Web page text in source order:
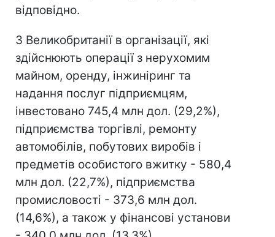
відповідно.
З Великобританії в організації, які
здійснюють операції з нерухомим
майном, оренду, інжиніринг та
надання послуг підприємцям,
інвестовано 745,4 млн дол. (29,2%),
підприємства торгівлі, ремонту
автомобілів, побутових виробів і
предметів особистого вжитку - 580,4
млн дол. (22,7%), підприємства
промисловості - 373,6 млн дол.
(14,6%), а також у фінансові установи